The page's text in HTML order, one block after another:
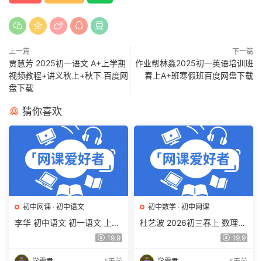
上一篇
贾慧芳 2025初一语文 A+上学期
视频教程+讲义秋上+秋下 百度网
盘下载
下一篇
作业帮林淼2025初一英语培训班
春上A+班寒假班百度网盘下载
猜你喜欢
初中网课 · 初中语文
李华 初中语文 初一语文 上下
学期同步复习课程（34讲带19.9
初中数学 · 初中网课
杜艺波 2026初三春上 数理思
维自主学习·SK（三期）百度
19.9